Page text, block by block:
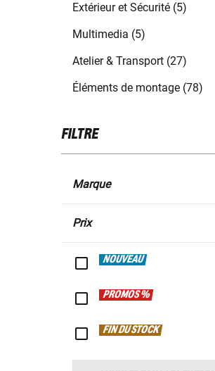
Extérieur et Sécurité (5)
Multimedia (5)
Atelier & Transport (27)
Éléments de montage (78)
FILTRE
Marque
Prix
NOUVEAU
PROMOS %
FIN DU STOCK